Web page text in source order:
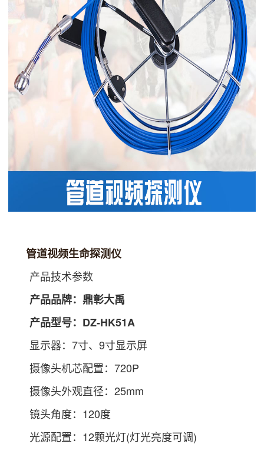
管道视频生命探测仪
产品技术参数
产品品牌：鼎彰大禹
产品型号：DZ-HK51A
显示器：7寸、9寸显示屏
摄像头机芯配置：720P
摄像头外观直径：25mm
镜头角度：120度
光源配置：12颗光灯(灯光亮度可调)